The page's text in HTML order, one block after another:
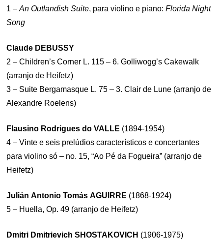
1 –An Outlandish Suite, para violino e piano: Florida Night
Song
Claude DEBUSSY
2 – Children’s Corner L. 115 – 6. Golliwogg’s Cakewalk
(arranjo de Heifetz)
3 – Suite Bergamasque L. 75 – 3. Clair de Lune (arranjo de
Alexandre Roelens)
Flausino Rodrigues do VALLE (1894-1954)
4 – Vinte e seis prelúdios característicos e concertantes
para violino só – no. 15, “Ao Pé da Fogueira” (arranjo de
Heifetz)
Julián Antonio Tomás AGUIRRE (1868-1924)
5 – Huella, Op. 49 (arranjo de Heifetz)
Dmitri Dmitrievich SHOSTAKOVICH (1906-1975)